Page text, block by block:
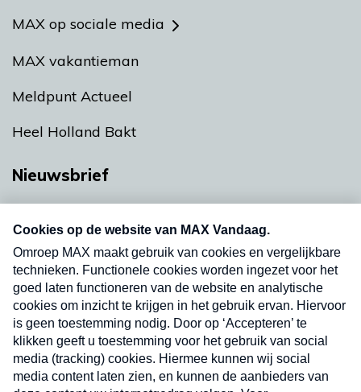
MAX op sociale media
MAX vakantieman
Meldpunt Actueel
Heel Holland Bakt
Nieuwsbrief
nieuwsbrief. Elke vrijdag- en dinsdagochtend in
uw mailbox.
Verzend